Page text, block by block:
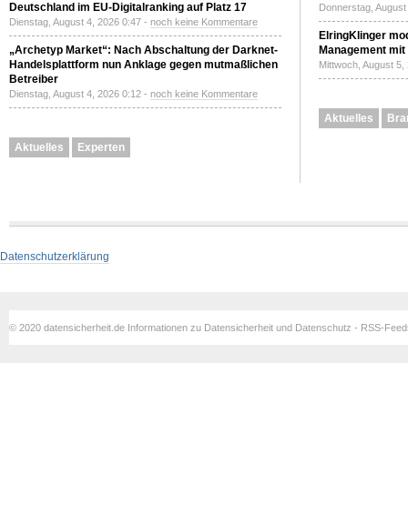
Deutschland im EU-Digitalranking auf Platz 17
Dienstag, August 4, 2026 0:47 - noch keine Kommentare
„Archetyp Market“: Nach Abschaltung der Darknet-
Handelsplattform nun Anklage gegen mutmaßlichen
Betreiber
Dienstag, August 4, 2026 0:12 - noch keine Kommentare
Aktuelles Experten
Donnerstag,
ElringKlinger
Management
Mittwoch, August
Aktuelles
Datenschutzerklärung
© 2020 datensicherheit.de Informationen zu Datensicherheit und Datenschutz - RSS-